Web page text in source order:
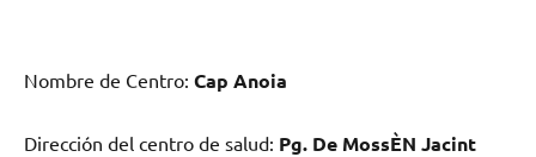
Nombre dе Centro: Cap Anoia
Dirección del centro dе salud: Pg. De MossÈN Jacint